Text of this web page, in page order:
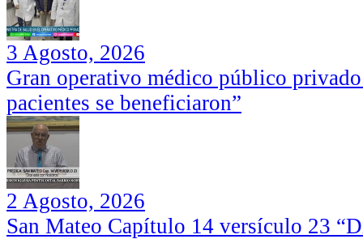
3 Agosto, 2026
Gran operativo médico público
pacientes se beneficiaron”
2 Agosto, 2026
San Mateo Capítulo 14 versículo 23